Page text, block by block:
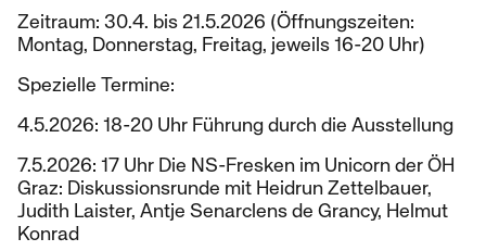
Zeitraum: 30.4. bis 21.5.2026 (Öffnungszeiten:
Montag, Donnerstag, Freitag, jeweils 16-20 Uhr)
Spezielle Termine:
4.5.2026: 18-20 Uhr Führung durch die Ausstellung
7.5.2026: 17 Uhr Die NS-Fresken im Unicorn der ÖH
Graz: Diskussionsrunde mit Heidrun Zettelbauer,
Judith Laister, Antje Senarclens de Grancy, Helmut
Konrad